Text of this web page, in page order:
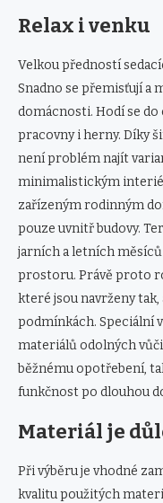
Relax i venku
Velkou předností
Snadno se přemisťují a
domácnosti. Hodí se
pracovny i herny. Díky
není problém najít
minimalistickým
zařízeným rodinným
pouze uvnitř budovy.
jarních a letních
prostoru. Právě proto
které jsou navrženy
podmínkách. Speciální
materiálů odolných
běžnému opotřebení,
funkčnost po dlouhou
Materiál je
Při výběru je vhodné
kvalitu použitých